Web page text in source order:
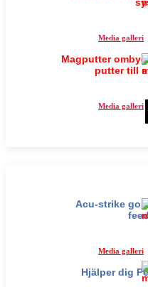
Media galleri
Magputter
putter till
Media galleri
Acu-strike
Media galleri
Hjälper dig